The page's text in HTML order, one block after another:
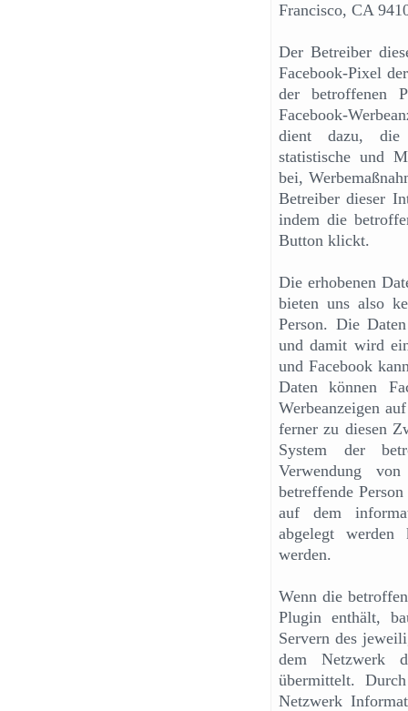
Francisco, CA
Der Betreiber
Facebook-Pixel
der betroffenen
Facebook-
dient dazu, die
statistische und
bei,
Betreiber dieser
indem die
Button klickt.
Die erhobenen
bieten uns also
Person. Die
und damit wird
und Facebook
Daten können
Werbeanzeigen
ferner zu diesen
System der
Verwendung
betreffende
auf dem
abgelegt werden
werden.
Wenn die
Plugin enthält,
Servern des
dem Netzwerk
übermittelt.
Netzwerk